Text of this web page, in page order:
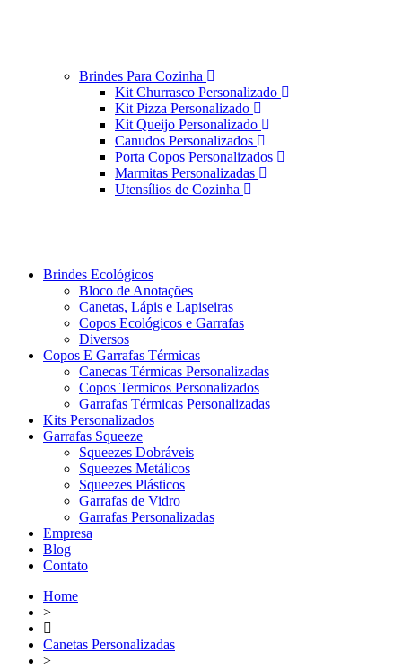
Brindes Para Cozinha
Kit Churrasco Personalizado
Kit Pizza Personalizado
Kit Queijo Personalizado
Canudos Personalizados
Porta Copos Personalizados
Marmitas Personalizadas
Utensílios de Cozinha
Brindes Ecológicos
Bloco de Anotações
Canetas, Lápis e Lapiseiras
Copos Ecológicos e Garrafas
Diversos
Copos E Garrafas Térmicas
Canecas Térmicas Personalizadas
Copos Termicos Personalizados
Garrafas Térmicas Personalizadas
Kits Personalizados
Garrafas Squeeze
Squeezes Dobráveis
Squeezes Metálicos
Squeezes Plásticos
Garrafas de Vidro
Garrafas Personalizadas
Empresa
Blog
Contato
Home
>
Canetas Personalizadas
>